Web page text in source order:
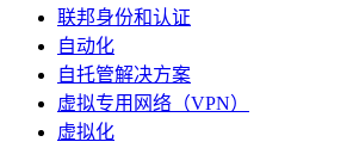
联邦身份和认证
自动化
自托管解决方案
虚拟专用网络（VPN）
虚拟化